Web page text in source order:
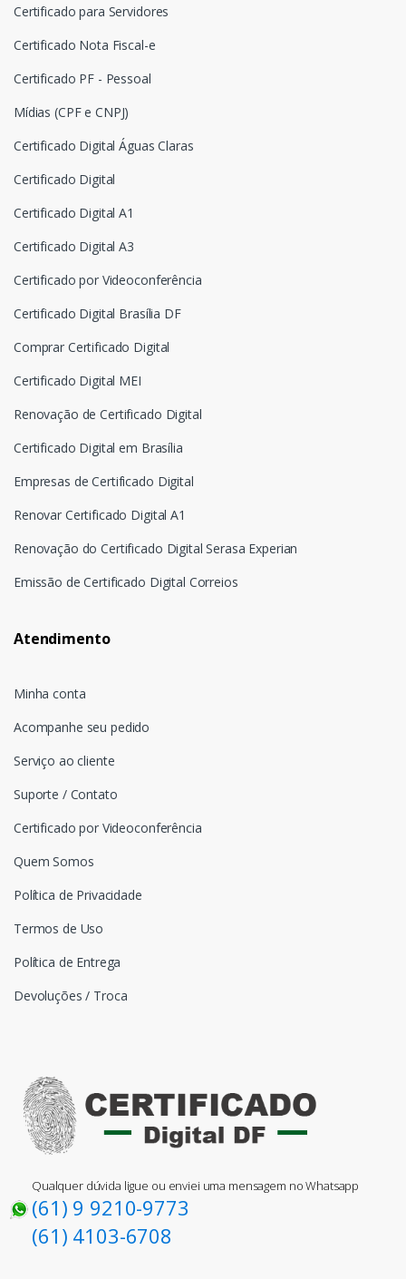
Certificado para Servidores
Certificado Nota Fiscal-e
Certificado PF - Pessoal
Mídias (CPF e CNPJ)
Certificado Digital Águas Claras
Certificado Digital
Certificado Digital A1
Certificado Digital A3
Certificado por Videoconferência
Certificado Digital Brasília DF
Comprar Certificado Digital
Certificado Digital MEI
Renovação de Certificado Digital
Certificado Digital em Brasília
Empresas de Certificado Digital
Renovar Certificado Digital A1
Renovação do Certificado Digital Serasa Experian
Emissão de Certificado Digital Correios
Atendimento
Minha conta
Acompanhe seu pedido
Serviço ao cliente
Suporte / Contato
Certificado por Videoconferência
Quem Somos
Política de Privacidade
Termos de Uso
Política de Entrega
Devoluções / Troca
Qualquer dúvida ligue ou enviei uma mensagem no Whatsapp
(61) 9 9210-9773
(61) 4103-6708